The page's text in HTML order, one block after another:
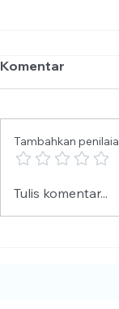
Selamat
Komentar
Tambahkan
Tulis komentar...